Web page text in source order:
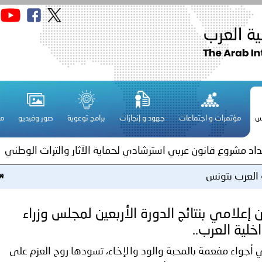
مؤتمرات و اجتماعات جهود و إنجازات برامج توعوية صور وفيديو
قـطـر ـ 1448/02/21هـ ــ الموافق 2026/08/04 م - مشاركة دولة
لدول الخليج العربية..
لمجلس وزراء الداخلية العرب بمناسبة اختتام المؤتمر العربي
مشروع قانون عربي استرشادي لحماية الآثار والتراث الوطني
عشر للمسؤولين عن الأمن السياحي
فلسطين ـ 1448/02/22هـ ــ الموافق 2026/08/05 م - الشرطة
في المجالات الأكاديمية والتدريبية، والتوعية والإرشاد
العرب بتونس
إعلامي بنتائج الدورة الأربعين لمجلس وزراء
العرب..
أجواء مفعمة بالمحبة والود والإخاء، تسودها روح العزم على